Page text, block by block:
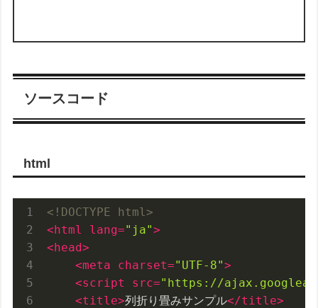
ソースコード
html
<!DOCTYPE html>
<html lang="ja">
<head>
<meta charset="UTF-8">
<script src="https://
<title>列折り畳みサンプル</title>